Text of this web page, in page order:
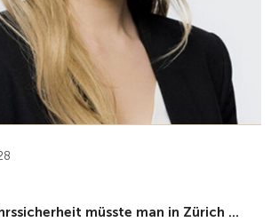
müsste man in Zürich ...